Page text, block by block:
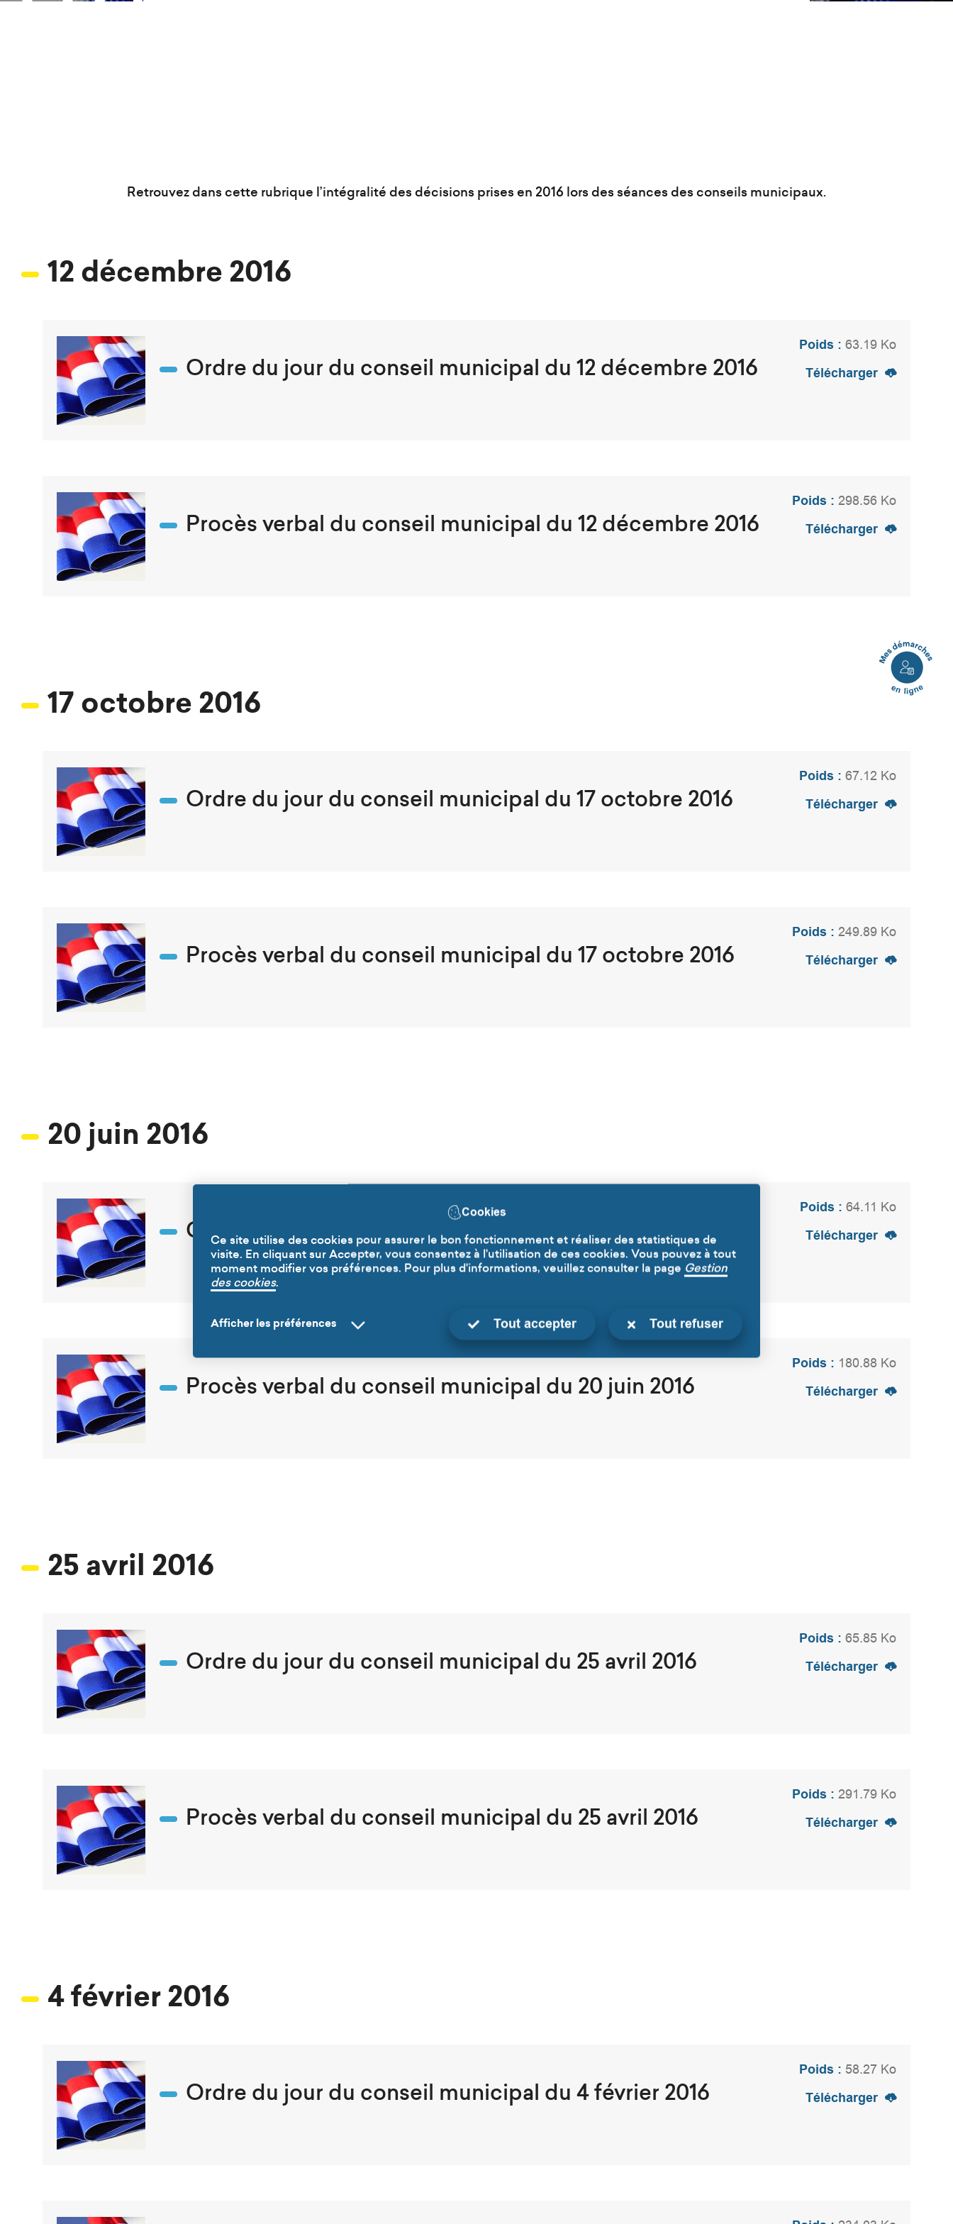
Cookies
Ce site utilise des cookies pour assurer le bon fonctionnement et réaliser des statistiques de
visite. En cliquant sur Accepter, vous consentez à l'utilisation de ces cookies. Vous pouvez à tout
moment modifier vos préférences. Pour plus d'informations, veuillez consulter la page Gestion
des cookies.
Afficher les préférences Tout accepter Tout refuser
Mes
démarches
Retrouvez dans cette rubrique l’intégralité des décisions prises en 2016 lors des séances des conseils municipaux.
12 décembre 2016
Ordre du jour du conseil municipal du 12 décembre 2016
Poids : 63.19 Ko
Télécharger
Procès verbal du conseil municipal du 12 décembre 2016
Poids : 298.56 Ko
Télécharger
17 octobre 2016
Ordre du jour du conseil municipal du 17 octobre 2016
Poids : 67.12 Ko
Télécharger
Procès verbal du conseil municipal du 17 octobre 2016
Poids : 249.89 Ko
Télécharger
20 juin 2016
Ordre du jour du conseil municipal du 20 juin 2016
Poids : 64.11 Ko
Télécharger
Procès verbal du conseil municipal du 20 juin 2016
Poids : 180.88 Ko
Télécharger
25 avril 2016
Ordre du jour du conseil municipal du 25 avril 2016
Poids : 65.85 Ko
Télécharger
Procès verbal du conseil municipal du 25 avril 2016
Poids : 291.79 Ko
Télécharger
4 février 2016
Ordre du jour du conseil municipal du 4 février 2016
Poids : 58.27 Ko
Télécharger